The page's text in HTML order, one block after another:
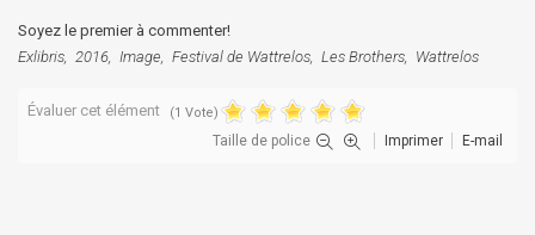
Soyez le premier à commenter!
Exlibris 2016 Image Festival de Wattrelos Les Brothers Wattrelos
Évaluer cet élément (1 Vote)
Taille de police Imprimer E-mail